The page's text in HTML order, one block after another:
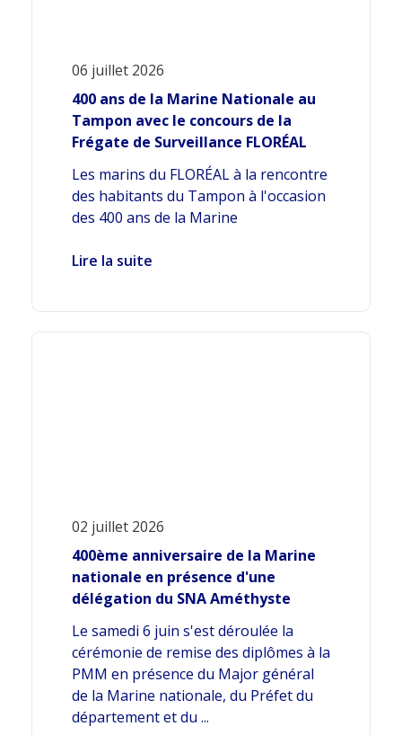
06 juillet 2026
400 ans de la Marine Nationale au
Tampon avec le concours de la
Frégate de Surveillance FLORÉAL
Les marins du FLORÉAL à la rencontre
des habitants du Tampon à l'occasion
des 400 ans de la Marine
Lire la suite
02 juillet 2026
400ème anniversaire de la Marine
nationale en présence d'une
délégation du SNA Améthyste
Le samedi 6 juin s'est déroulée la
cérémonie de remise des diplômes à la
PMM en présence du Major général
de la Marine nationale, du Préfet du
département et du ...